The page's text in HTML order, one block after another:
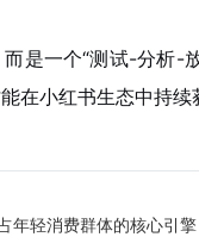
是一个“测试-分析-
在小红书生态中持续
年轻消费群体的核心引擎